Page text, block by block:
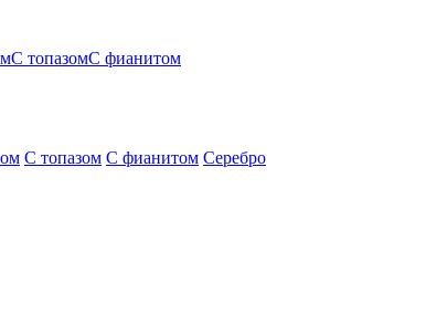
С топазомС фианитом
С топазом С фианитом Серебро